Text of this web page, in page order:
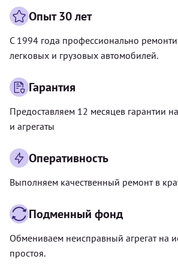
Опыт 30 лет
С 1994 года профессионально
легковых и грузовых автомобилей.
Гарантия
Предоставляем 12 месяцев гарантии на
и агрегаты
Оперативность
Выполняем качественный ремонт в
Подменный фонд
Обмениваем неисправный агрегат на
простоя.